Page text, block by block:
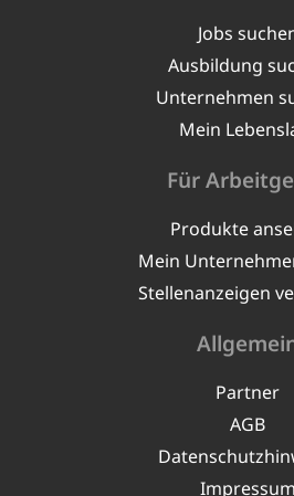
Jobs
Ausbildung
Unternehmen
Mein
Für
Produkte
Mein
Stellenanzeigen
Partner
AGB
Impressum